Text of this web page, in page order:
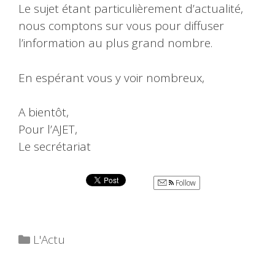
Le sujet étant particulièrement d’actualité,
nous comptons sur vous pour diffuser
l’information au plus grand nombre.
En espérant vous y voir nombreux,
A bientôt,
Pour l’AJET,
Le secrétariat
Follow
Catégories
L'Actu